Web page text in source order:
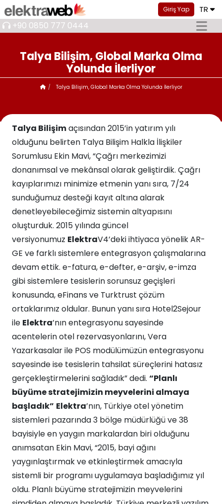
Giriş Yap TR
+90 0850 777 0444
Talya Bilişim, Global Marka Olma
Yolunda İlerliyor
Talya Bilişim, Global Marka Olma Yolunda İlerliyor
Talya Bilişimaçısından 2015’in yatırım yılı
olduğunu belirten Talya Bilişim Halkla İlişkiler
Sorumlusu Ekin Mavi, “Çağrı merkezimizi
donanımsal ve mekânsal olarak geliştirdik. Çağrı
kayıplarımızı minimize etmenin yanı sıra, 7/24
sunduğumuz desteği kayıt altına alarak
denetleyebileceğimiz sistemin altyapısını
oluşturduk. 2015 yılında güncel
versiyonumuz ElektraV4’deki ihtiyaca yönelik AR-
GE ve farklı sistemlere entegrasyon çalışmalarına
devam ettik. e-fatura, e-defter, e-arşiv, e-imza
gibi sistemlere tesislerin sorunsuz geçişleri
konusunda, eFinans ve Turktrust çözüm
ortaklarımız oldular. Bunun yanı sıra Hotel2Sejour
ile Elektra’nın entegrasyonu sayesinde
acentelerin otel rezervasyonlarını, Vera
Yazarkasalar ile POS modülümüzün entegrasyonu
sayesinde ise tesislerin tahsilat süreçlerini hatasız
gerçekleştirmelerini sağladık” dedi. “Planlı
büyüme stratejimizin meyvelerini almaya
başladık” Elektra’nın, Türkiye otel yönetim
sistemleri pazarında 3 bölge müdürlüğü ve 38
bayisiyle en yaygın markalardan biri olduğunu
anımsatan Ekin Mavi, “2015, bayi ağını
yaygınlaştırmak ve etkinleştirmek amacıyla
sistemli bir programı uygulamaya başladığımız yıl
oldu. Planlı büyüme stratejimizin meyvelerini